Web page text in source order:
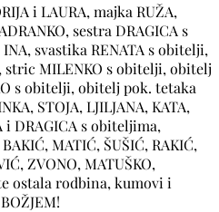
i LAURA, majka RUŽA,
sestra DRAGICA s
svastika RENATA s obitelji,
stric MILENKO s obitelji, obitelj
s obitelji, obitelj pok. tetaka
STOJA, LJILJANA, KATA,
i DRAGICA s obiteljima,
MATIĆ, ŠUŠIĆ, RAKIĆ,
ZVONO, MATUŠKO,
te ostala rodbina, kumovi i